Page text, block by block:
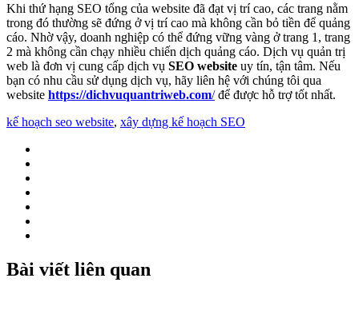
Khi thứ hạng SEO tổng của website đã đạt vị trí cao, các trang nằm
trong đó thường sẽ đứng ở vị trí cao mà không cần bỏ tiền để quảng
cáo. Nhờ vậy, doanh nghiệp có thể đứng vững vàng ở trang 1, trang
2 mà không cần chạy nhiều chiến dịch quảng cáo. Dịch vụ quản trị
web là đơn vị cung cấp dịch vụ SEO website uy tín, tận tâm. Nếu
bạn có nhu cầu sử dụng dịch vụ, hãy liên hệ với chúng tôi qua
website https://dichvuquantriweb.com/để được hỗ trợ tốt nhất.
kế hoạch seo website, xây dựng kế hoạch SEO
Bài viết liên quan